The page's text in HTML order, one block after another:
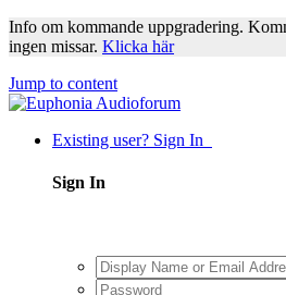
Info om kommande uppgradering.
ingen missar. Klicka här
Jump to content
Existing user? Sign In
Sign In